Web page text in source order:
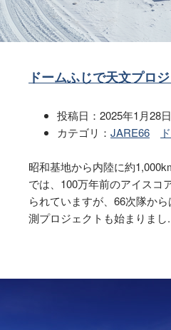
ドームふじで天文プロ
投稿日： 2025年1月28日
カテゴリ： JARE66
昭和基地から内陸に約
では、100万年前のアイスコ
られていますが、66次隊か
測プロジェクトも始まりまし